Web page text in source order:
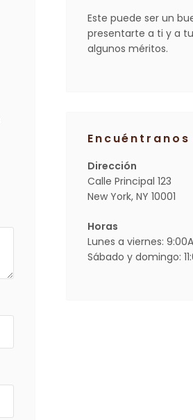
Este puede ser un
presentarte a ti y a
algunos méritos.
Encuéntranos
Dirección
Calle Principal 123
New York, NY 10001
Horas
Lunes a viernes:
Sábado y domingo: